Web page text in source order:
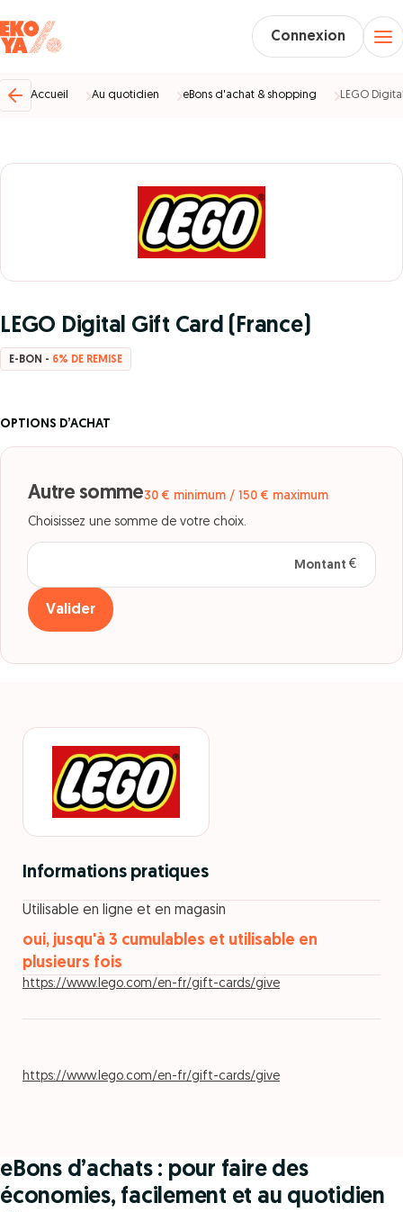
Connexion
Accueil Au quotidien eBons d'achat & shopping LEGO
LEGO Digital Gift Card (France)
E-BON - 6% DE REMISE
OPTIONS D’ACHAT
Autre somme30 € minimum / 150 € maximum
Choisissez une somme de votre choix.
Montant
en euros
Valider
Informations pratiques
Utilisable en ligne et en magasin
oui, jusqu'à 3 cumulables et utilisable en
plusieurs fois
https://www.lego.com/en-fr/gift-cards/give
https://www.lego.com/en-fr/gift-cards/give
eBons d’achats : pour faire des
économies, facilement et au quotidien